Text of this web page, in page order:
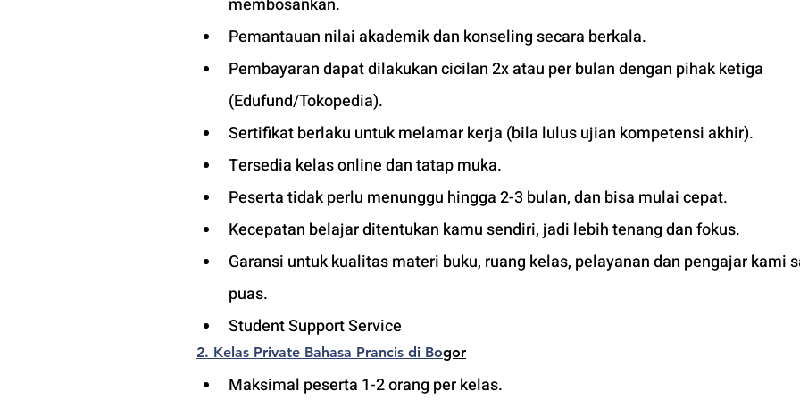
membosankan.
Pemantauan nilai akademik dan konseling secara berkala.
Pembayaran dapat dilakukan cicilan 2x atau per bulan dengan pihak ketiga
(Edufund/Tokopedia).
Sertifikat berlaku untuk melamar kerja (bila lulus ujian kompetensi akhir).
Tersedia kelas online dan tatap muka.
Peserta tidak perlu menunggu hingga 2-3 bulan, dan bisa mulai cepat.
Kecepatan belajar ditentukan kamu sendiri, jadi lebih tenang dan fokus.
Garansi untuk kualitas materi buku, ruang kelas, pelayanan dan pengajar kami
puas.
Student Support Service
2. Kelas Private Bahasa Prancis di Bogor
Maksimal peserta 1-2 orang per kelas.